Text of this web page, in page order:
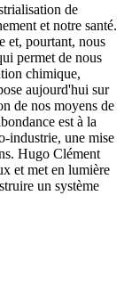
de
et notre santé.
et, pourtant, nous
permet de nous
chimique,
aujourd'hui sur
de nos moyens de
est à la
industrie, une mise
Hugo Clément
et met en lumière
un système